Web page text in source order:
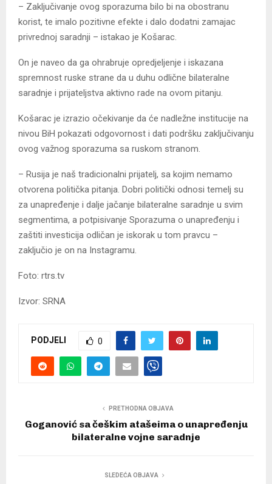
– Zaključivanje ovog sporazuma bilo bi na obostranu
korist, te imalo pozitivne efekte i dalo dodatni zamajac
privrednoj saradnji – istakao je Košarac.
On je naveo da ga ohrabruje opredjeljenje i iskazana
spremnost ruske strane da u duhu odlične bilateralne
saradnje i prijateljstva aktivno rade na ovom pitanju.
Košarac je izrazio očekivanje da će nadležne institucije na
nivou BiH pokazati odgovornost i dati podršku zaključivanju
ovog važnog sporazuma sa ruskom stranom.
– Rusija je naš tradicionalni prijatelj, sa kojim nemamo
otvorena politička pitanja. Dobri politički odnosi temelj su
za unapređenje i dalje jačanje bilateralne saradnje u svim
segmentima, a potpisivanje Sporazuma o unapređenju i
zaštiti investicija odličan je iskorak u tom pravcu –
zaključio je on na Instagramu.
Foto: rtrs.tv
Izvor: SRNA
PODJELI 0
PRETHODNA OBJAVA
Goganović sa češkim atašeima o unapređenju
bilateralne vojne saradnje
SLEDEĆA OBJAVA